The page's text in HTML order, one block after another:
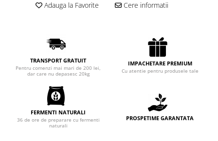
Chec Glasat
Prajituri Fabrica de Amandine
Prajituri nuci
Rulade
Prajitura ingerilor
Prajituri Red Collection
Prajituri cu fructe
Prajituri cafea
Adauga la Favorite Cere informatii
TRANSPORT GRATUIT
Pentru comenzi mai mari de 200 lei,
dar care nu depasesc 20kg
IMPACHETARE PREMIUM
Cu atentie pentru produsele tale
FERMENTI NATURALI
36 de ore de preparare cu fermenti
naturali
PROSPETIME GARANTATA